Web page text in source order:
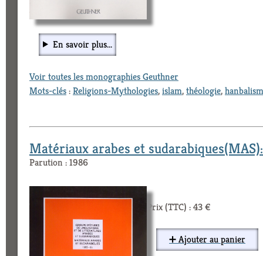
En savoir plus...
Voir toutes les monographies Geuthner
Mots-clés:Religions-Mythologies,islam,théologie,
Matériaux arabes et
Parution : 1986
Prix (TTC) : 43 €
➕ Ajouter au panier